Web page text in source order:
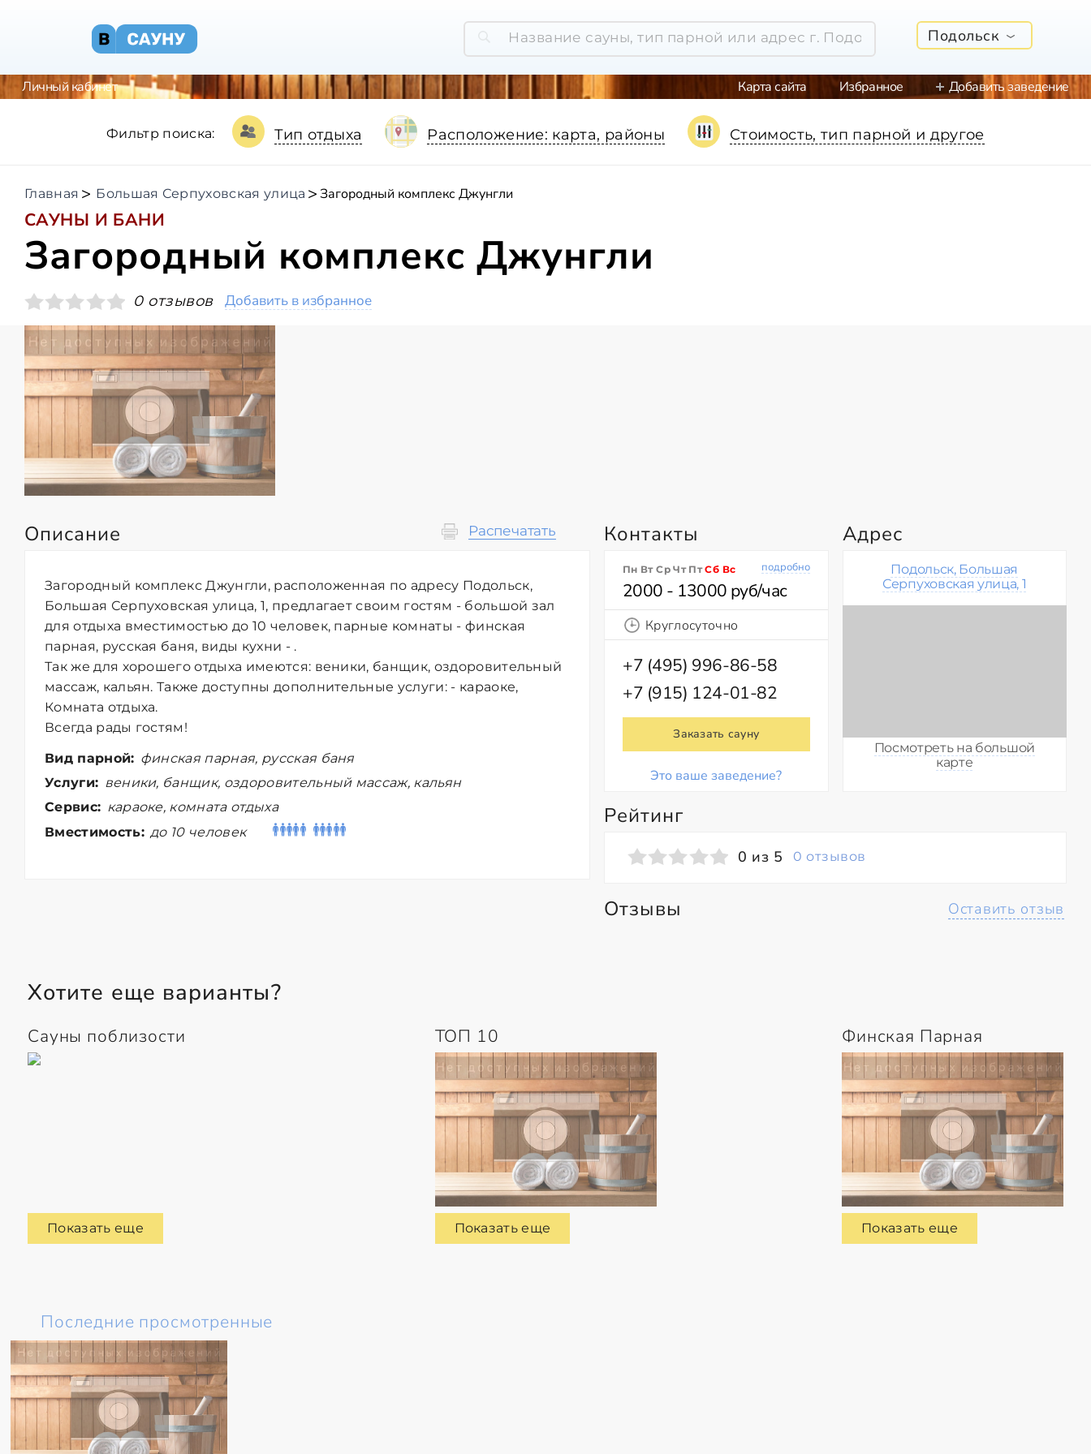
Подольск
Личный кабинет Карта сайта Избранное Добавить заведение
Фильтр поиска: Тип отдыха Расположение: карта, районы Стоимость, тип парной и другое
Главная Большая Серпуховская улица Загородный комплекс Джунгли
САУНЫ И БАНИ
Загородный комплекс Джунгли
0 отзывов Добавить в избранное
Описание Распечатать
Загородный комплекс Джунгли, расположенная по адресу Подольск,
Большая Серпуховская улица, 1, предлагает своим гостям - большой зал
для отдыха вместимостью до 10 человек, парные комнаты - финская
парная, русская баня, виды кухни - .
Так же для хорошего отдыха имеются: веники, банщик, оздоровительный
массаж, кальян. Также доступны дополнительные услуги: - караоке,
Комната отдыха.
Всегда рады гостям!
Вид парной: финская парная, русская баня
Услуги: веники, банщик, оздоровительный массаж, кальян
Сервис: караоке, комната отдыха
Вместимость: до 10 человек
Контакты
подробно
Пн Вт Ср Чт ПтСб Вс
2000 - 13000 руб/час
Круглосуточно
+7 (495) 996-86-58
+7 (915) 124-01-82
Заказать сауну
Это ваше заведение?
Адрес
Подольск, Большая
Серпуховская улица, 1
Посмотреть на большой
карте
Рейтинг
0 из 5 0 отзывов
Отзывы Оставить отзыв
Хотите еще варианты?
Сауны поблизости
Показать еще
ТОП 10
Показать еще
Финская Парная
Показать еще
Последние просмотренные